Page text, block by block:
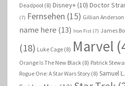
Deadpool (8) Disney+ (10) Doctor
(7) Fernsehen (15) Gillian Anderson
name here (13) Iron Fist (7) James
(18) Luke Cage (8) Marvel
Orange Is The New Black (8) Patrick
Rogue One: A Star Wars Story (8) Samuel